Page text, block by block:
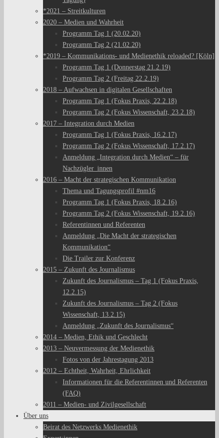
*2021 – Streitkulturen
2020 – Medien und Wahrheit
Programm Tag 1 (20.02.20)
Programm Tag 2 (21.02.20)
*2019 – Kommunikations- und Medienethik reloaded? [Köln]
Programm Tag 1 (Donnerstag 21.2.19)
Programm Tag 2 (Freitag 22.2.19)
2018 – Aufwachsen in digitalen Gesellschaften
Programm Tag 1 (Fokus Praxis, 22.2.18)
Programm Tag 2 (Fokus Wissenschaft, 23.2.18)
2017 – Integration durch Medien
Programm Tag 1 (Fokus Praxis, 16.2.17)
Programm Tag 2 (Fokus Wissenschaft, 17.2.17)
Anmeldung „Integration durch Medien“ – für
Nachzügler_innen
2016 – Macht der strategischen Kommunikation
Thema und Tagungsprofil #nm16
Programm Tag 1 (Fokus Praxis, 18.2.16)
Programm Tag 2 (Fokus Wissenschaft, 19.2.16)
Referentinnen und Referenten
Anmeldung „Die Macht der strategischen
Kommunikation“
Die Trailer zur Konferenz
2015 – Zukunft des Journalismus
Zukunft des Journalismus – Tag 1 (Fokus Praxis,
12.2.15)
Zukunft des Journalismus – Tag 2 (Fokus
Wissenschaft, 13.2.15)
Anmeldung „Zukunft des Journalismus“
2014 – Medien, Ethik und Geschlecht
2013 – Neuvermessung der Medienethik
Fotos von der Jahrestagung 2013
2012 – Echtheit, Wahrheit, Ehrlichkeit
Informationen für die Referentinnen und Referenten
(FAQ)
2011 – Medien- und Zivilgesellschaft
Über uns
Beirat des Netzwerks Medienethik